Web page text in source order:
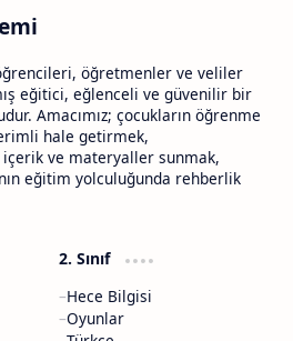
öğretmenler ve veliler
eğitici, eğlenceli ve güvenilir bir
Amacımız; çocukların öğrenme
hale getirmek,
ve materyaller sunmak,
eğitim yolculuğunda rehberlik
2. Sınıf
Hece Bilgisi
Oyunlar